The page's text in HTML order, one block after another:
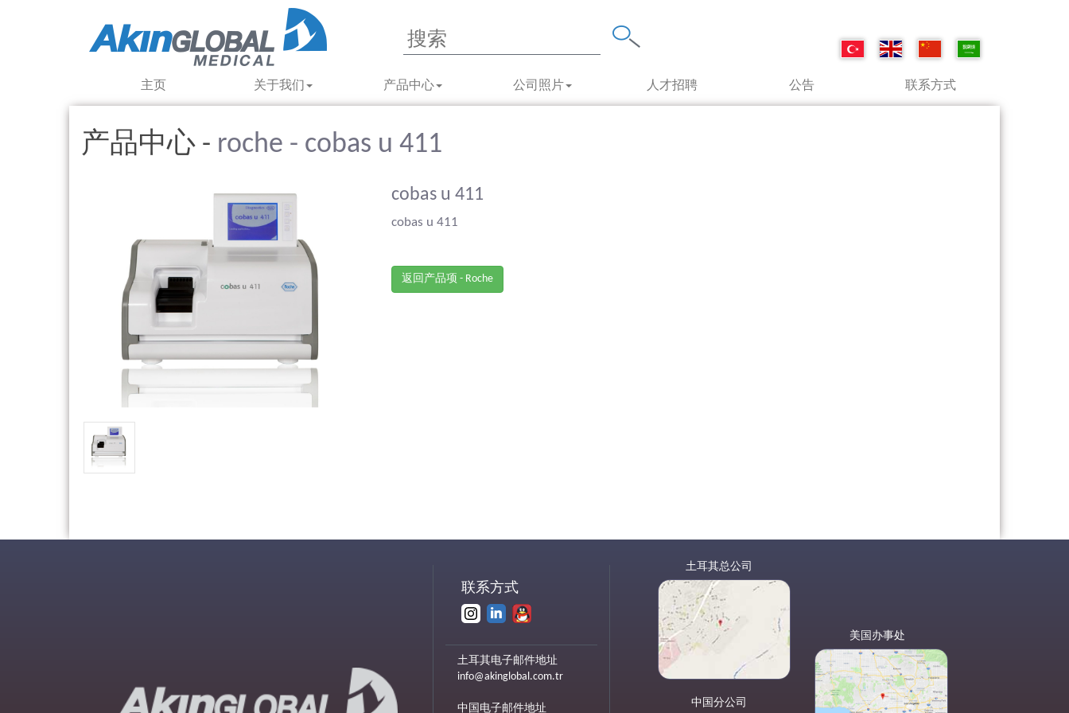
主页 关于我们 产品中心 公司照片 人才招聘 公告 联系方式
产品中心 - roche - cobas u 411
cobas u 411
cobas u 411
返回产品项 - Roche
联系方式
土耳其电子邮件地址
info@akinglobal.com.tr
中国电子邮件地址
土耳其总公司
中国分公司
美国办事处